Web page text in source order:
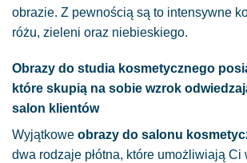
obrazie. Z pewnością są to intensywne
różu, zieleni oraz niebieskiego.
Obrazy do studia kosmetycznego
które skupią na sobie wzrok
salon klientów
Wyjątkowe obrazy do salonu
dwa rodzaje płótna, które umożliwiają Ci